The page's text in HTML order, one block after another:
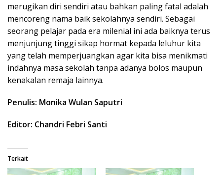
merugikan diri sendiri atau bahkan paling fatal adalah
mencoreng nama baik sekolahnya sendiri. Sebagai
seorang pelajar pada era milenial ini ada baiknya terus
menjunjung tinggi sikap hormat kepada leluhur kita
yang telah memperjuangkan agar kita bisa menikmati
indahnya masa sekolah tanpa adanya bolos maupun
kenakalan remaja lainnya.
Penulis: Monika Wulan Saputri
Editor: Chandri Febri Santi
Terkait